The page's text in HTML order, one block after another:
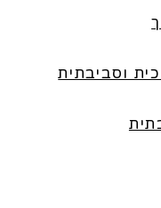
וסביבתית